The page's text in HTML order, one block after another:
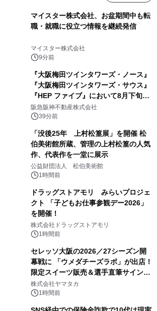
マイスター株式会社、お盆期間中も転
職・就職に役立つ情報を継続発信
マイスター株式会社
9分前
『大阪梅田ツインタワーズ・ノース』
『大阪梅田ツインタワーズ・サウス』
『HEP ファイブ』において8月下旬か
ら 「オフサイト型コーポレートPPA」
による 再生可能エネルギー電力の使用
阪急阪神不動産株式会社
39分前
「没後25年 上村松篁展」を開催 松
伯美術館所蔵、管理の上村松篁の人気
作、代表作を一堂に展示
公益財団法人 松伯美術館
1時間前
ドラッグストアモリ みらいプロジェ
クト 「子どもお仕事参観デー2026」
を開催！
株式会社ドラッグストアモリ
1時間前
セレッソ大阪の2026／27シーズン開
幕戦に 「ウメダチーズラボ」が出店！
限定スイーツ販売＆選手直筆サイング
ッズが当たる抽選会を 8月8日に開催
株式会社ヤマタカ
1時間前